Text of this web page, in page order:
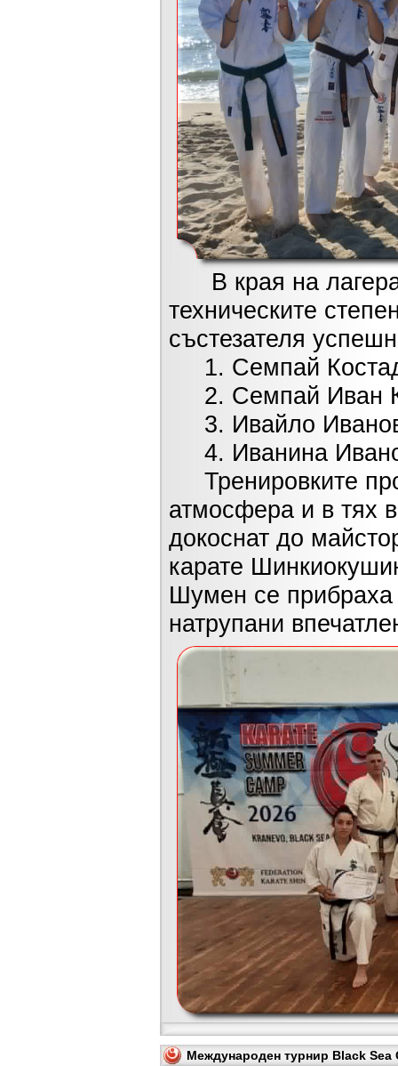
В края на лагера
техническите
състезателя
1. Семпай
2. Семпай Иван
3. Ивайло
4. Иванина
Тренировките
атмосфера и в тях
докоснат до
карате
Шумен се прибраха
натрупани
Международен турнир Black Sea